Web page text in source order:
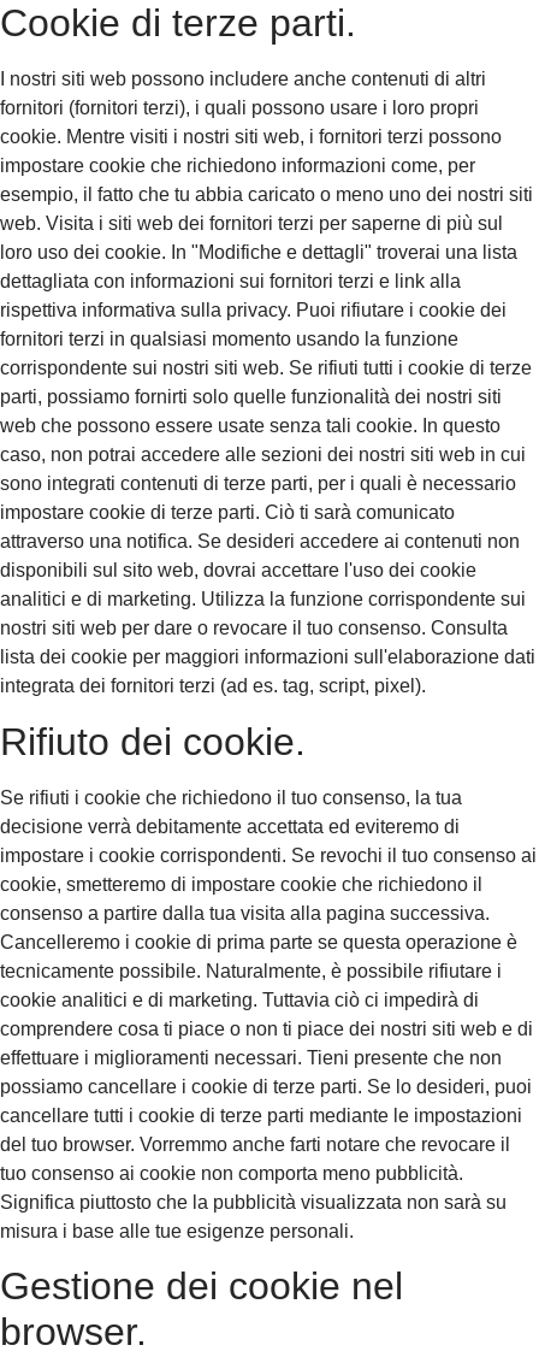
Cookie di terze parti.
I nostri siti web possono includere anche contenuti di altri
fornitori (fornitori terzi), i quali possono usare i loro propri
cookie. Mentre visiti i nostri siti web, i fornitori terzi possono
impostare cookie che richiedono informazioni come, per
esempio, il fatto che tu abbia caricato o meno uno dei nostri siti
web. Visita i siti web dei fornitori terzi per saperne di più sul
loro uso dei cookie. In "Modifiche e dettagli" troverai una lista
dettagliata con informazioni sui fornitori terzi e link alla
rispettiva informativa sulla privacy. Puoi rifiutare i cookie dei
fornitori terzi in qualsiasi momento usando la funzione
corrispondente sui nostri siti web. Se rifiuti tutti i cookie di terze
parti, possiamo fornirti solo quelle funzionalità dei nostri siti
web che possono essere usate senza tali cookie. In questo
caso, non potrai accedere alle sezioni dei nostri siti web in cui
sono integrati contenuti di terze parti, per i quali è necessario
impostare cookie di terze parti. Ciò ti sarà comunicato
attraverso una notifica. Se desideri accedere ai contenuti non
disponibili sul sito web, dovrai accettare l'uso dei cookie
analitici e di marketing. Utilizza la funzione corrispondente sui
nostri siti web per dare o revocare il tuo consenso. Consulta
lista dei cookie per maggiori informazioni sull'elaborazione dati
integrata dei fornitori terzi (ad es. tag, script, pixel).
Rifiuto dei cookie.
Se rifiuti i cookie che richiedono il tuo consenso, la tua
decisione verrà debitamente accettata ed eviteremo di
impostare i cookie corrispondenti. Se revochi il tuo consenso ai
cookie, smetteremo di impostare cookie che richiedono il
consenso a partire dalla tua visita alla pagina successiva.
Cancelleremo i cookie di prima parte se questa operazione è
tecnicamente possibile. Naturalmente, è possibile rifiutare i
cookie analitici e di marketing. Tuttavia ciò ci impedirà di
comprendere cosa ti piace o non ti piace dei nostri siti web e di
effettuare i miglioramenti necessari. Tieni presente che non
possiamo cancellare i cookie di terze parti. Se lo desideri, puoi
cancellare tutti i cookie di terze parti mediante le impostazioni
del tuo browser. Vorremmo anche farti notare che revocare il
tuo consenso ai cookie non comporta meno pubblicità.
Significa piuttosto che la pubblicità visualizzata non sarà su
misura i base alle tue esigenze personali.
Gestione dei cookie nel
browser.